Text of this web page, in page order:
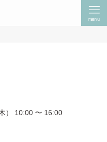
menu
） 10:00 〜 16:00